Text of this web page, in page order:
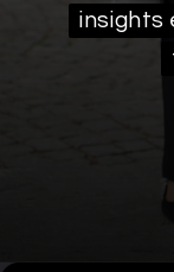
insights
insights